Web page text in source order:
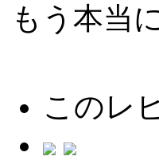
もう本当
このレ